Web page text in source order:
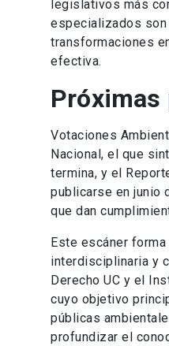
legislativos más
especializados son
transformaciones
efectiva.
Votaciones
Nacional, el que
termina, y el
publicarse en junio
que dan
Este escáner
interdisciplinaria y
Derecho UC y el
cuyo objetivo
públicas
profundizar el